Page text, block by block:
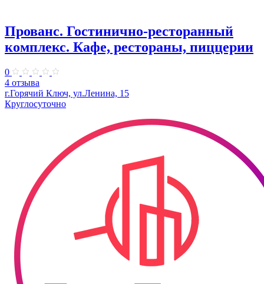
Прованс. Гостинично-ресторанный
комплекс. Кафе, рестораны, пиццерии
0
4 отзыва
г.Горячий Ключ, ул.Ленина, 15
Круглосуточно